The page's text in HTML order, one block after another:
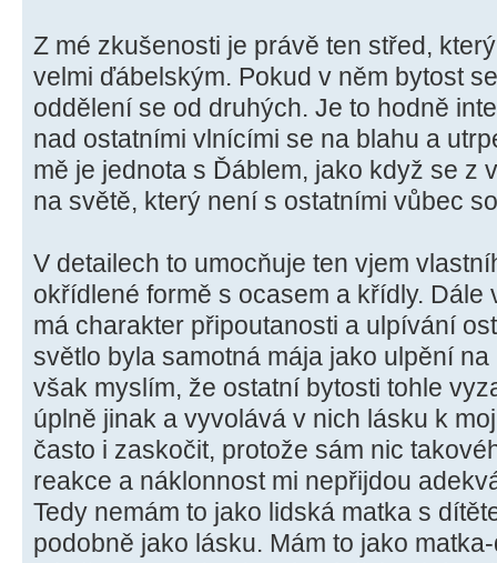
Z mé zkušenosti je právě ten střed,
velmi ďábelským. Pokud v něm bytost
oddělení se od druhých. Je to hodně
nad ostatními vlnícími se na blahu a
mě je jednota s Ďáblem, jako když se z
na světě, který není s ostatními vůbec
V detailech to umocňuje ten vjem
okřídlené formě s ocasem a křídly. Dále
má charakter připoutanosti a ulpívání
světlo byla samotná mája jako ulpění
však myslím, že ostatní bytosti tohle
úplně jinak a vyvolává v nich lásku k
často i zaskočit, protože sám nic
reakce a náklonnost mi nepřijdou
Tedy nemám to jako lidská matka s
podobně jako lásku. Mám to jako